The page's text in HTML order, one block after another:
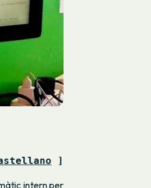
]
intern per